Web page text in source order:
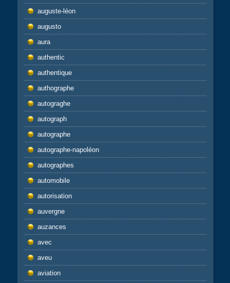
auguste-léon
augusto
aura
authentic
authentique
authographe
autograghe
autograph
autographe
autographe-napoléon
autographes
automobile
autorisation
auvergne
auzances
avec
aveu
aviation